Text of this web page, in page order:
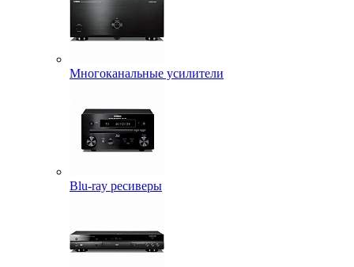
Многоканальные усилители
Blu-ray ресиверы